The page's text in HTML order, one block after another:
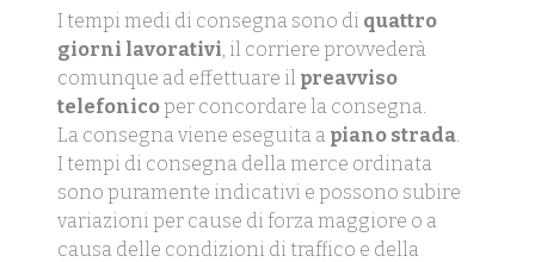
I tempi medi di consegna sono di quattro
giorni lavorativi, il corriere provvederà
comunque ad effettuare il preavviso
telefonicoper concordare la consegna.
La consegna viene eseguita a piano strada.
I tempi di consegna della merce ordinata
sono puramente indicativi e possono subire
variazioni per cause di forza maggiore o a
causa delle condizioni di traffico e della